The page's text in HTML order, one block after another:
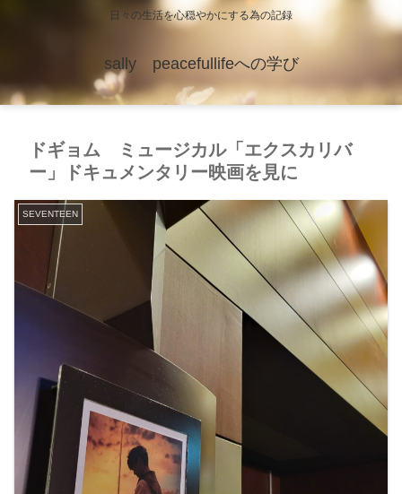
日々の生活を心穏やかにする為の記録
sally peacefullifeへの学び
ドギョム ミュージカル「エクスカリバ
ー」ドキュメンタリー映画を見に
SEVENTEEN